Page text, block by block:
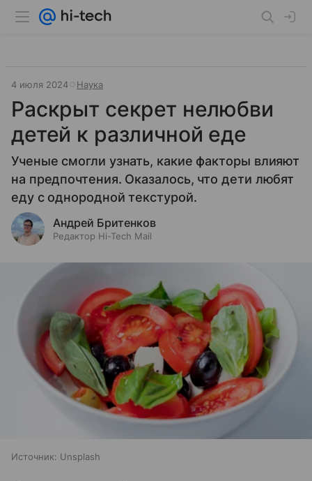
4 июля 2024 Наука
Раскрыт секрет нелюбви
детей к различной еде
Ученые смогли узнать, какие факторы влияют
на предпочтения. Оказалось, что дети любят
еду с однородной текстурой.
Андрей Бритенков
Редактор Hi-Tech Mail
Источник: Unsplash